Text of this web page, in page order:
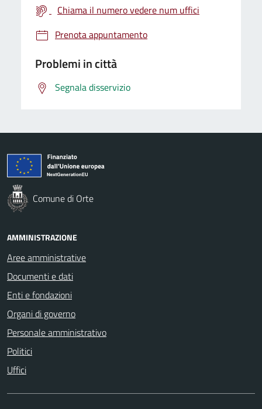
Chiama il numero vedere num uffici
Prenota appuntamento
Problemi in città
Segnala disservizio
Comune di Orte
AMMINISTRAZIONE
Aree amministrative
Documenti e dati
Enti e fondazioni
Organi di governo
Personale amministrativo
Politici
Uffici